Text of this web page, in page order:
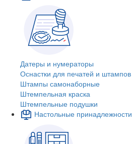
Датеры и нумераторы
Оснастки для печатей и штампов
Штампы самонаборные
Штемпельная краска
Штемпельные подушки
Настольные принадлежности